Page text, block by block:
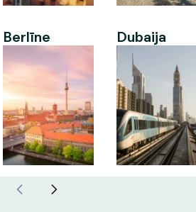
Berlīne Dubaija